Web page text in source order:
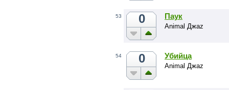
53 0 Паук
Animal Джаz
54 0 Убийца
Animal Джаz